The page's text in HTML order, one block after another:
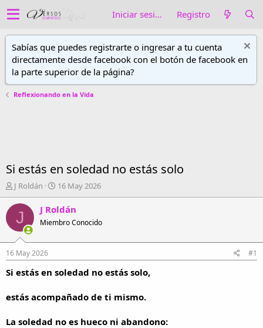
Iniciar sesión Registro
Sabías que puedes registrarte o ingresar a tu cuenta
directamente desde facebook con el botón de facebook en
la parte superior de la página?
Reflexionando en la Vida
Si estás en soledad no estás solo
A
u
t
r
d
e
h
J Roldán
F
e
c
h
a
i
n
i
16 May 2026
J J Roldán
Miembro Conocido
16 May 2026 #1
Si estás en soledad no estás solo,
estás acompañado de ti mismo.
La soledad no es hueco ni abandono: